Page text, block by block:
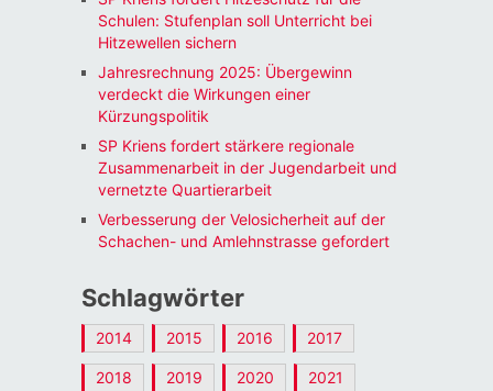
Schulen: Stufenplan soll Unterricht bei
Hitzewellen sichern
Jahresrechnung 2025: Übergewinn
verdeckt die Wirkungen einer
Kürzungspolitik
SP Kriens fordert stärkere regionale
Zusammenarbeit in der Jugendarbeit und
vernetzte Quartierarbeit
Verbesserung der Velosicherheit auf der
Schachen- und Amlehnstrasse gefordert
Schlagwörter
2014 2015 2016 2017
2018 2019 2020 2021